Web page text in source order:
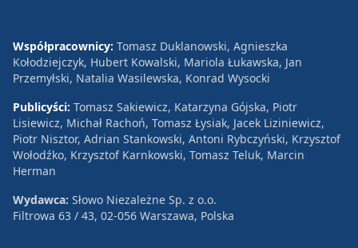
Współpracownicy: Tomasz Duklanowski, Agnieszka
Kołodziejczyk, Hubert Kowalski, Mariola Łukawska, Jan
Przemyłski, Natalia Wasilewska, Konrad Wysocki
Publicyści: Tomasz Sakiewicz, Katarzyna Gójska, Piotr
Lisiewicz, Michał Rachoń, Tomasz Łysiak, Jacek Liziniewicz,
Piotr Nisztor, Adrian Stankowski, Antoni Rybczyński, Krzysztof
Wołodźko, Krzysztof Karnkowski, Tomasz Teluk, Marcin
Herman
Wydawca: Słowo Niezależne Sp. z o.o.
Filtrowa 63 / 43, 02-056 Warszawa, Polska